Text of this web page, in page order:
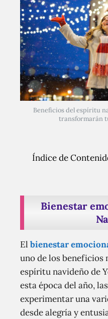
Beneficios del espíritu
transformarán
Índice de
Bienestar
El bienestar
uno de los beneficios
espíritu navideño de
esta época del año,
experimentar una
desde alegría y